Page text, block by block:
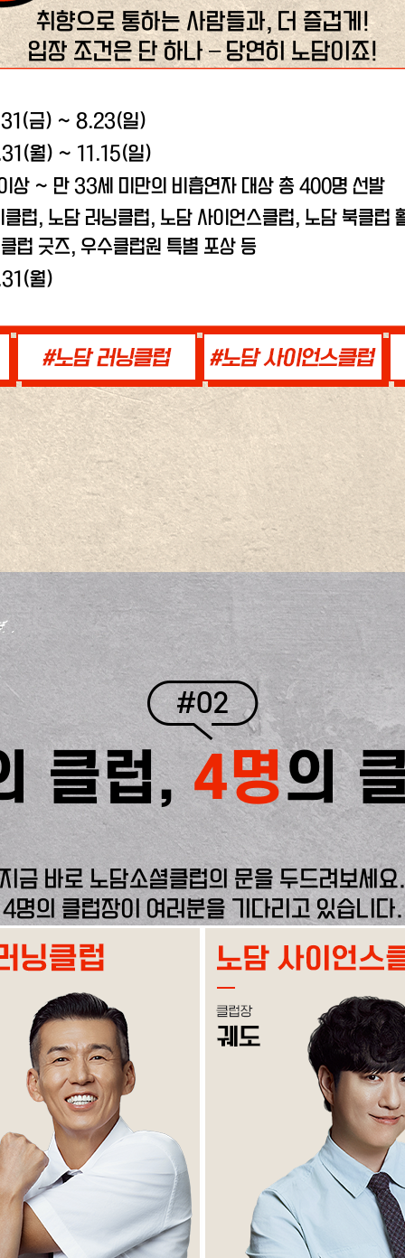
취향으로 통하는 사람들과, 더 즐겁게!
입장 조건은 단 하나 – 당연히 노담이죠!
금) ~ 8.23(일)
월) ~ 11.15(일)
상 ~ 만 33세 미만의 비흡연자 대상 총 400명 선발
클럽, 노담 러닝클럽, 노담 사이언스클럽, 노담 북클럽
럽 굿즈, 우수클럽원 특별 포상 등
월)
#02
클럽,4명의
지금 바로 노담소셜클럽의 문을 두드려보세요.
4명의 클럽장이 여러분을 기다리고 있습니다.